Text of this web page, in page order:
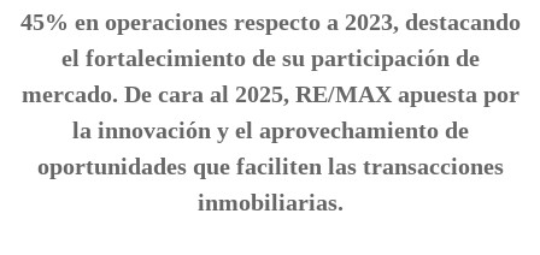
45% en operaciones respecto a 2023, destacando
el fortalecimiento de su participación de
mercado. De cara al 2025, RE/MAX apuesta por
la innovación y el aprovechamiento de
oportunidades que faciliten las transacciones
inmobiliarias.